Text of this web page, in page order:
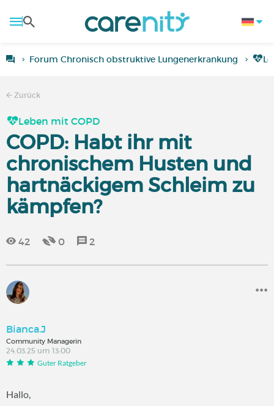
Forum Chronisch obstruktive Lungenerkrankung
Zurück
Leben mit COPD
COPD: Habt ihr mit
chronischem Husten und
hartnäckigem Schleim zu
kämpfen?
42 0 2
Bianca.J
Community Managerin
24.03.25 um 13:00
Guter Ratgeber
Hallo,